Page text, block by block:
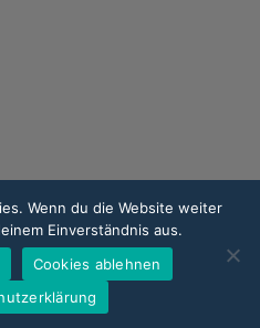
KONTAKT FAQ
manufaktur GmbH
Wenn du die Website weiter
Einverständnis aus.
Cookies ablehnen